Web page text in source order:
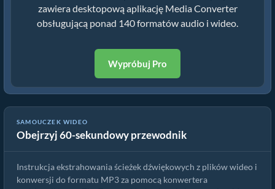
zawiera desktopową aplikację Media Converter
obsługującą ponad 140 formatów audio i wideo.
Wypróbuj Pro
SAMOUCZEK WIDEO
Obejrzyj 60-sekundowy przewodnik
Jak konwertować pliki m2ts online za darmo
Instrukcja ekstrahowania ścieżek dźwiękowych z plików wideo i
konwersji do formatu MP3 za pomocą konwertera